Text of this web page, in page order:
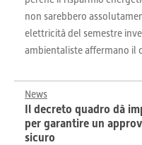
non sarebbero
elettricità del semestre
ambientaliste affermano il
News
Il decreto quadro dà
per garantire un
sicuro